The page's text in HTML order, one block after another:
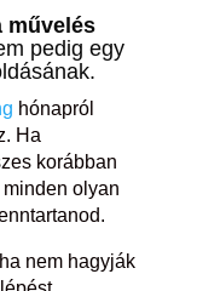
művelés
pedig egy
hónapról
Ha
korábban
olyan
nem hagyják